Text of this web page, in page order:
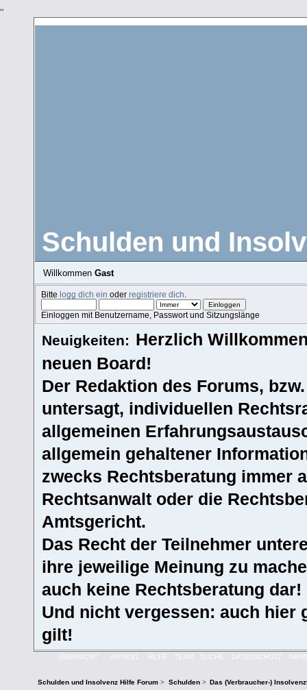
"
Schulden und
Willkommen Gast
Bittelogg dich ein oderregistriere dich
Einloggen mit Benutzername, Passwort und Sitzungslänge
Neuigkeiten: Herzlich
neuen Board!
Der Redaktion des Forums,
untersagt, individuellen
allgemeinen
allgemein gehaltener
zwecks Rechtsberatung immer
Rechtsanwalt oder die
Amtsgericht.
Das Recht der Teilnehmer
ihre jeweilige Meinung zu
auch keine Rechtsberatung dar!
Und nicht vergessen: auch hier
gilt!
ÜBERSICHT ARTIKEL HILFE TEAM SUCHE DATENSCHUTZ
Schulden und Insolvenz Hilfe Forum > Schulden> Das (Verbraucher-)